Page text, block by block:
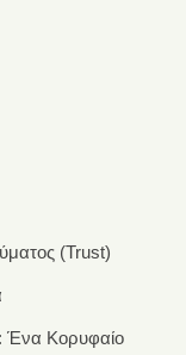
(Trust)
Ένα Κορυφαίο